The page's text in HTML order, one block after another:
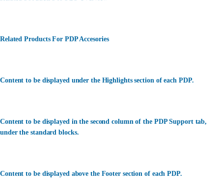
Related Products For PDP Accesories
Content to be displayed under the Highlights section of each PDP.
Content to be displayed in the second column of the PDP Support tab,
under the standard blocks.
Content to be displayed above the Footer section of each PDP.